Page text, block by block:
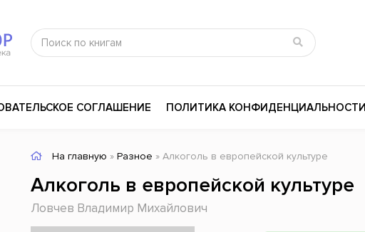
Любовные романы
Поэзия
СОГЛАШЕНИЕ ПОЛИТИКА КОНФИДЕНЦИАЛЬНОСТИ
На главную » Разное » Алкоголь в европейской культуре
Алкоголь в европейской культуре
Ловчев Владимир Михайлович